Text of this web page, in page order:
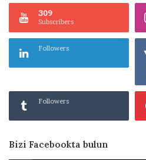
309
Subscribers
Followers
Followers
Bizi Facebookta bulun